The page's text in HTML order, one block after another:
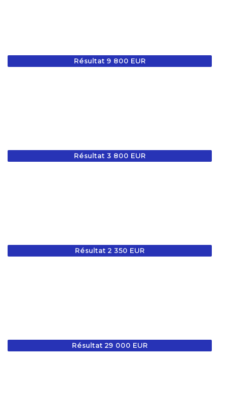
Résultat 9 800 EUR
Résultat 3 800 EUR
Résultat 2 350 EUR
Résultat 29 000 EUR